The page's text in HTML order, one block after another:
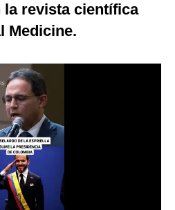
la revista científica
Medicine.